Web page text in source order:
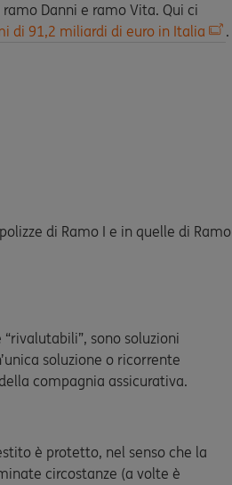
Danni e ramo Vita. Qui ci
di 91,2 miliardi di euro in Italia
.
di Ramo I e in quelle di Ramo
sono soluzioni
soluzione o ricorrente
compagnia assicurativa.
è protetto, nel senso che la
circostanze (a volte è